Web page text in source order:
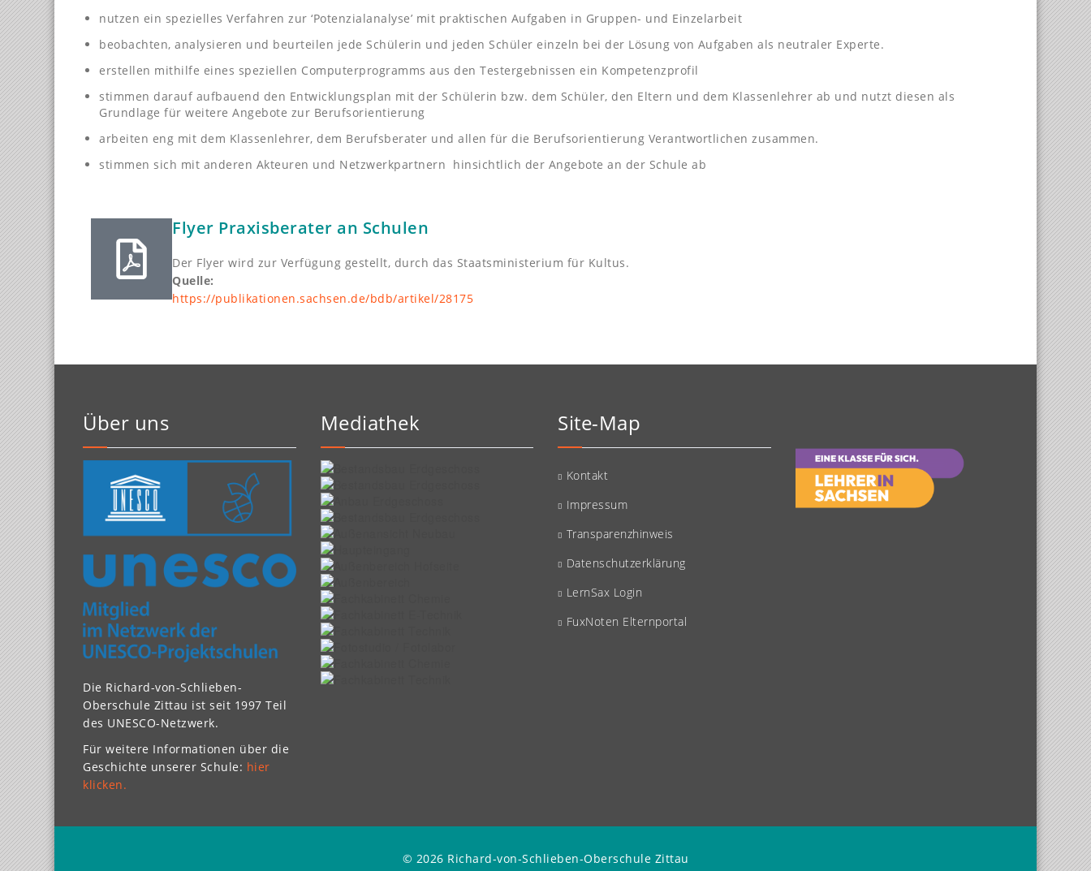
nutzen ein spezielles Verfahren zur ‘Potenzialanalyse’ mit praktischen Aufgaben in Gruppen- und Einzelarbeit
beobachten, analysieren und beurteilen jede Schülerin und jeden Schüler einzeln bei der Lösung von Aufgaben als neutraler Experte.
erstellen mithilfe eines speziellen Computerprogramms aus den Testergebnissen ein Kompetenzprofil
stimmen darauf aufbauend den Entwicklungsplan mit der Schülerin bzw. dem Schüler, den Eltern und dem Klassenlehrer ab und nutzt diesen als
Grundlage für weitere Angebote zur Berufsorientierung
arbeiten eng mit dem Klassenlehrer, dem Berufsberater und allen für die Berufsorientierung Verantwortlichen zusammen.
stimmen sich mit anderen Akteuren und Netzwerkpartnern hinsichtlich der Angebote an der Schule ab
Flyer Praxisberater an Schulen
Der Flyer wird zur Verfügung gestellt, durch das Staatsministerium für Kultus.
Quelle:
https://publikationen.sachsen.de/bdb/artikel/28175
Über uns
Die Richard-von-Schlieben-
Oberschule Zittau ist seit 1997 Teil
des UNESCO-Netzwerk.
Für weitere Informationen über die
Geschichte unserer Schule: hier
klicken.
Mediathek Site-Map
Kontakt
Impressum
Transparenzhinweis
Datenschutzerklärung
LernSax Login
FuxNoten Elternportal
© 2026 Richard-von-Schlieben-Oberschule Zittau